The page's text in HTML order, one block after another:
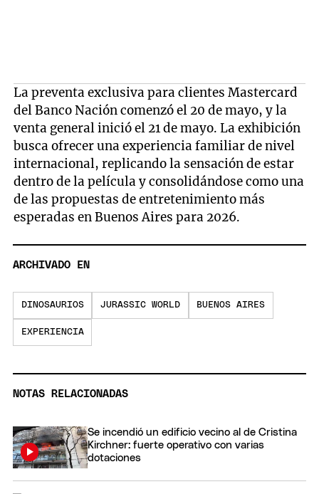
La preventa exclusiva para clientes Mastercard
del Banco Nación comenzó el 20 de mayo, y la
venta general inició el 21 de mayo. La exhibición
busca ofrecer una experiencia familiar de nivel
internacional, replicando la sensación de estar
dentro de la película y consolidándose como una
de las propuestas de entretenimiento más
esperadas en Buenos Aires para 2026.
ARCHIVADO EN
DINOSAURIOS JURASSIC WORLD BUENOS AIRES
EXPERIENCIA
NOTAS RELACIONADAS
Se incendió un edificio vecino al de Cristina
Kirchner: fuerte operativo con varias
dotaciones